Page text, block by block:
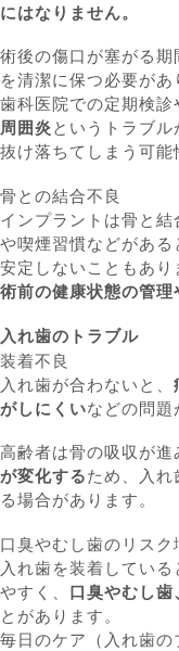
にはなりません。
術後の傷口が塞がる
を清潔に保つ必要があ
歯科医院での定期検診
周囲炎というトラブ
抜け落ちてしまう可能
骨との結合不良
インプラントは骨と
や喫煙習慣などがあ
安定しないこともあり
術前の健康状態の管理
入れ歯のトラブル
装着不良
入れ歯が合わないと、
がしにくいなどの問題
高齢者は骨の吸収が進
が変化するため、入れ
る場合があります。
口臭やむし歯のリスク
入れ歯を装着してい
やすく、 口臭やむし
とがあります。
毎日のケア（入れ歯